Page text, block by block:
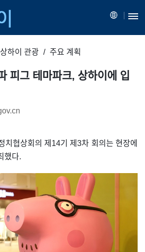
상하이 관광 주요 계획
피그 테마파크, 상하이에 입
치협상회의 제14기 제3차 회의는 현장에
했다.